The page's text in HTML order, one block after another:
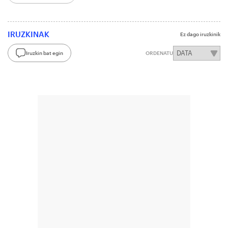
IRUZKINAK Ez dago iruzkinik
Iruzkin bat egin ORDENATU